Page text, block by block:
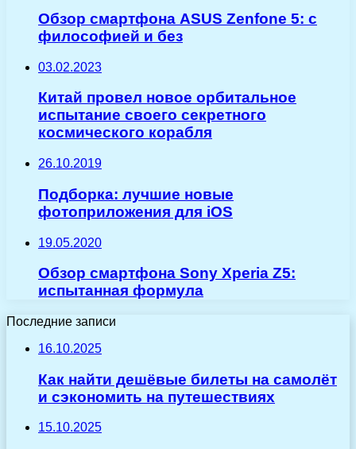
Обзор смартфона ASUS Zenfone 5: с
философией и без
03.02.2023
Китай провел новое орбитальное
испытание своего секретного
космического корабля
26.10.2019
Подборка: лучшие новые
фотоприложения для iOS
19.05.2020
Обзор смартфона Sony Xperia Z5:
испытанная формула
Последние записи
16.10.2025
Как найти дешёвые билеты на самолёт
и сэкономить на путешествиях
15.10.2025